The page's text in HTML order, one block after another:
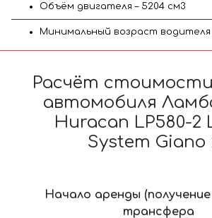
Объём двигателя – 5204 см3
Минимальный возраст водителя
Расчёт
автомобиля
Huracan LP580-2
System Giano
Начало аренды
трансфера